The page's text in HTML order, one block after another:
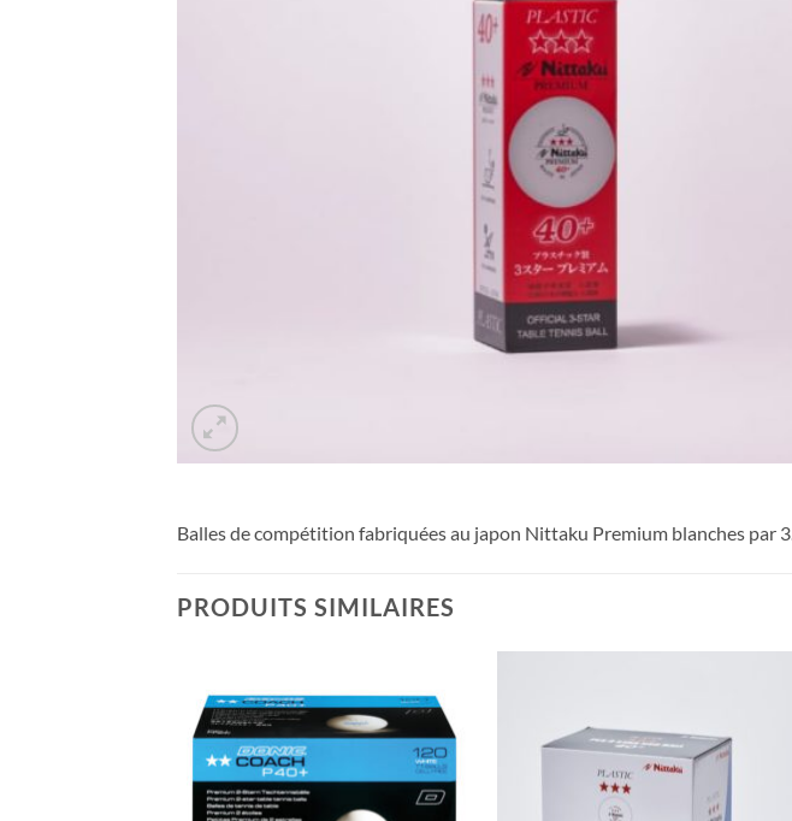
Balles de compétition fabriquées au japon Nittaku Premium blanches par 3.
PRODUITS SIMILAIRES
Ajouter
aux
souhaits
souhaits